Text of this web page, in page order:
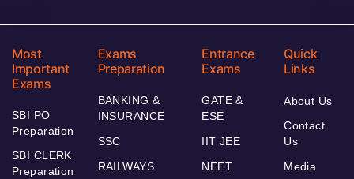
Most
Important
Exams
SBI PO
Preparation
SBI CLERK
Preparation
Exams
Preparation
BANKING &
INSURANCE
SSC
RAILWAYS
Entrance
Exams
GATE &
ESE
IIT JEE
NEET
Quick
Links
About Us
Contact
Us
Media